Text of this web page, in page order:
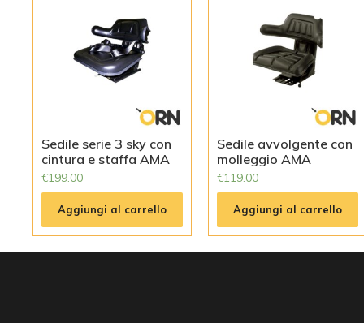
Sedile serie 3 sky con
cintura e staffa AMA
€199.00
Aggiungi al carrello
Sedile avvolgente con
molleggio AMA
€119.00
Aggiungi al carrello